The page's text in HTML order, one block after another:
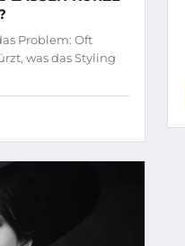
Problem: Oft
was das Styling